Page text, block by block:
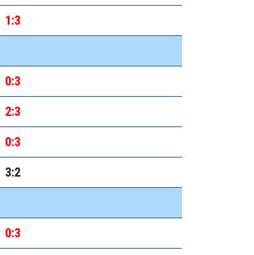
1:3
0:3
2:3
0:3
3:2
0:3